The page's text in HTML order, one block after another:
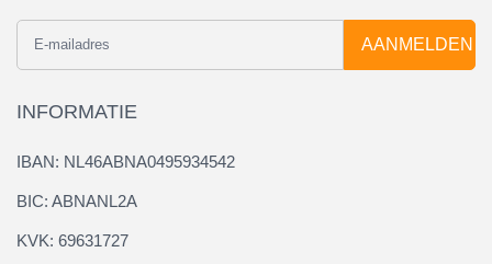
AANMELDEN
INFORMATIE
IBAN: NL46ABNA0495934542
BIC: ABNANL2A
KVK: 69631727